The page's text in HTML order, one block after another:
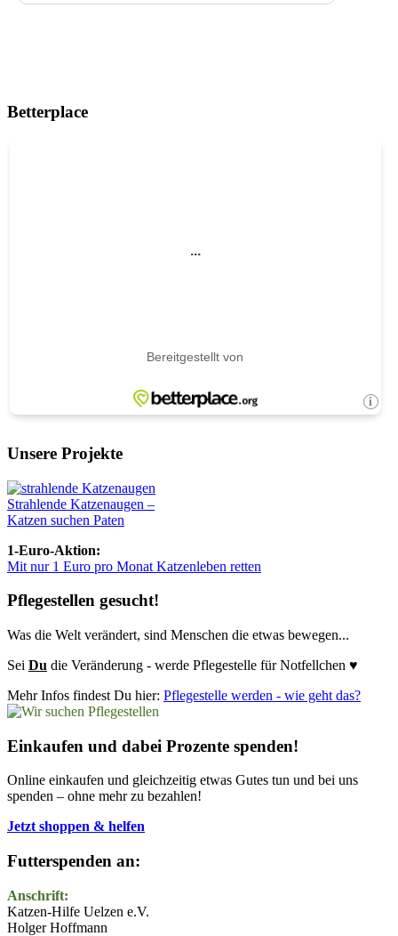
Betterplace
Unsere Projekte
Strahlende Katzenaugen –
Katzen suchen Paten
1-Euro-Aktion:
Mit nur 1 Euro pro Monat Katzenleben retten
Pflegestellen gesucht!
Was die Welt verändert, sind Menschen die etwas bewegen...
Sei Du die Veränderung - werde Pflegestelle für Notfellchen ♥
Mehr Infos findest Du hier: Pflegestelle werden - wie geht das?
Einkaufen und dabei Prozente spenden!
Online einkaufen und gleichzeitig etwas Gutes tun und bei uns
spenden – ohne mehr zu bezahlen!
Jetzt shoppen & helfen
Futterspenden an:
Anschrift:
Katzen-Hilfe Uelzen e.V.
Holger Hoffmann